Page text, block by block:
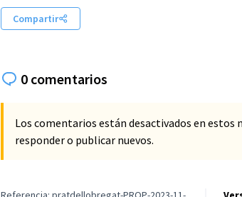
Compartir
0 comentarios
Los comentarios están desactivados en
responder o publicar nuevos.